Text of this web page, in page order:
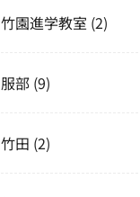
竹園進学教室 (2)
服部 (9)
竹田 (2)